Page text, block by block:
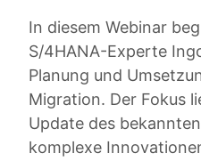
In diesem Webinar
S/4HANA-Experte
Planung und
Migration. Der Fokus
Update des
komplexe